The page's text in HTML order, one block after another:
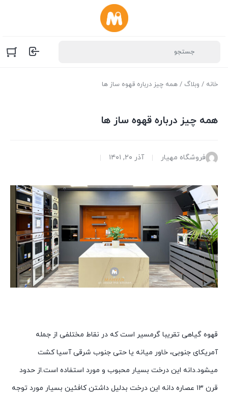
خانه / وبلاگ / همه چیز درباره قهوه ساز ها
همه چیز درباره قهوه ساز ها
فروشگاه مهیار آذر ۲۰, ۱۴۰۱
قهوه گیاهی تقریبا گرمسیر است که در نقاط مختلفی از جمله
آمریکای جنوبی، خاور میانه یا حتی جنوب شرقی آسیا کشت
میشود.دانه این درخت بسیار محبوب و مورد استفاده است.از حدود
قرن ۱۳ عصاره دانه این درخت بدلیل داشتن کافئین بسیار مورد توجه